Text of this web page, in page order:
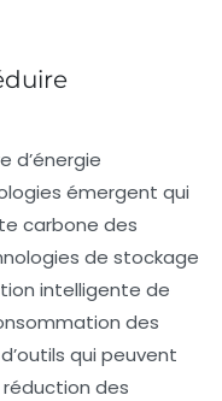
d’énergie
émergent qui
carbone des
de stockage
intelligente de
des
qui peuvent
des